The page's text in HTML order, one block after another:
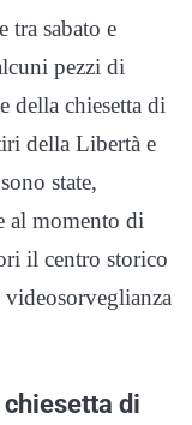
sabato e
pezzi di
della chiesetta di
della Libertà e
state,
al momento di
il centro storico
di